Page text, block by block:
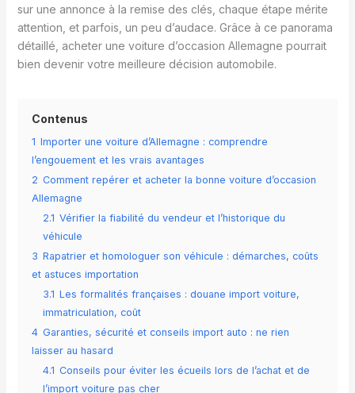
sur une annonce à la remise des clés, chaque étape mérite
attention, et parfois, un peu d’audace. Grâce à ce panorama
détaillé, acheter une voiture d’occasion Allemagne pourrait
bien devenir votre meilleure décision automobile.
Contenus
1 Importer une voiture d’Allemagne : comprendre
l’engouement et les vrais avantages
2 Comment repérer et acheter la bonne voiture d’occasion
Allemagne
2.1 Vérifier la fiabilité du vendeur et l’historique du
véhicule
3 Rapatrier et homologuer son véhicule : démarches, coûts
et astuces importation
3.1 Les formalités françaises : douane import voiture,
immatriculation, coût
4 Garanties, sécurité et conseils import auto : ne rien
laisser au hasard
4.1 Conseils pour éviter les écueils lors de l’achat et de
l’import voiture pas cher